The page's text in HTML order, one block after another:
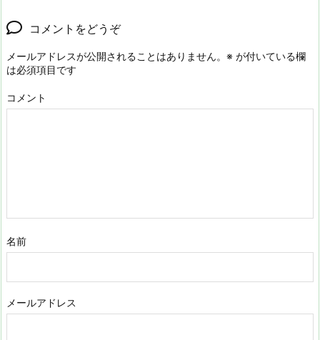
コメントをどうぞ
メールアドレスが公開されることはありません。 ※ が付いている欄
は必須項目です
コメント
名前
メールアドレス